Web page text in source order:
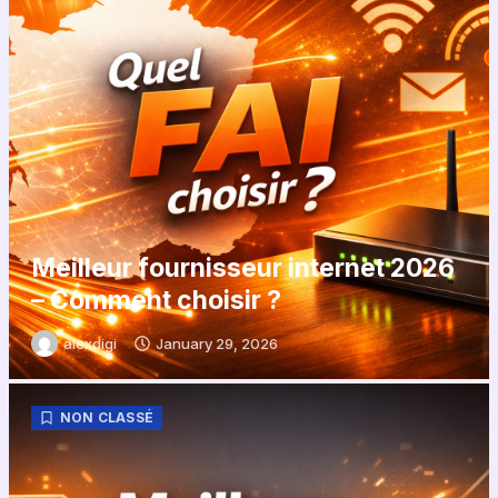
Meilleur fournisseur internet 2026
– Comment choisir ?
alexdigi January 29, 2026
NON CLASSÉ